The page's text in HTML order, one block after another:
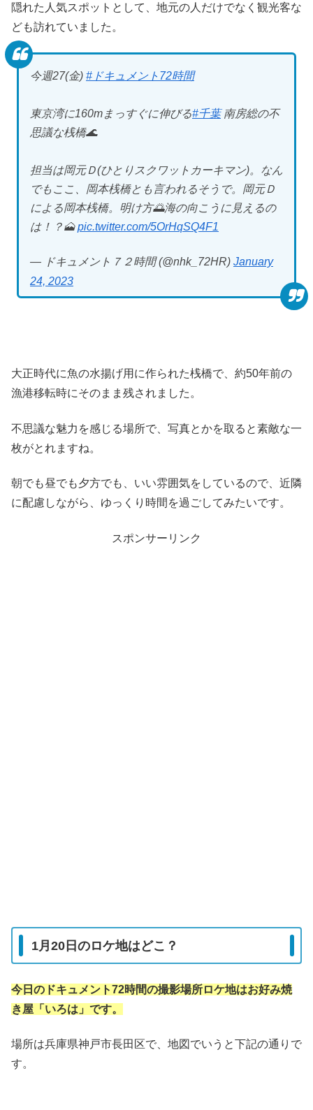
隠れた人気スポットとして、地元の人だけでなく観光客な
ども訪れていました。
今週27(金) #ドキュメント72時間
東京湾に160mまっすぐに伸びる#千葉南房総の不
思議な桟橋🌊
担当は岡元Ｄ(ひとりスクワットカーキマン)。なん
でもここ、岡本桟橋とも言われるそうで。岡元Ｄ
による岡本桟橋。明け方🌅海の向こうに見えるの
は！？🗻pic.twitter.com/5OrHqSQ4F1
— ドキュメント７２時間 (@nhk_72HR) January
24, 2023
大正時代に魚の水揚げ用に作られた桟橋で、約50年前の
漁港移転時にそのまま残されました。
不思議な魅力を感じる場所で、写真とかを取ると素敵な一
枚がとれますね。
朝でも昼でも夕方でも、いい雰囲気をしているので、近隣
に配慮しながら、ゆっくり時間を過ごしてみたいです。
スポンサーリンク
1月20日のロケ地はどこ？
今日のドキュメント72時間の撮影場所ロケ地はお好み焼
き屋「いろは」です。
場所は兵庫県神戸市長田区で、地図でいうと下記の通りで
す。